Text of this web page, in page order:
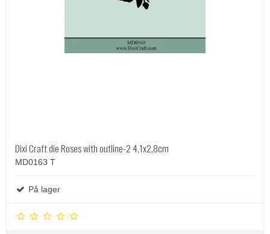
Dixi Craft die Roses with outline-2 4,1x2,8cm
MD0163 T
På lager